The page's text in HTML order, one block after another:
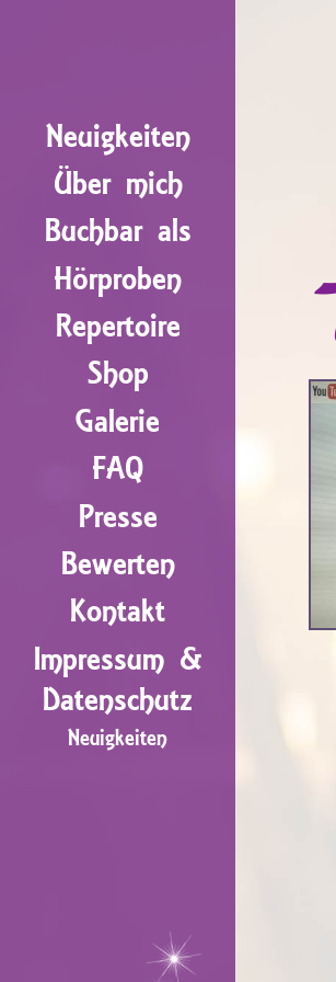
Neuigkeiten
Über mich
Buchbar als
Hörproben
Repertoire
Shop
Galerie
FAQ
Presse
Bewerten
Kontakt
Impressum &
Datenschutz
Neuigkeiten